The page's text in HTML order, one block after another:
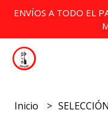
ENVÍOS A TODO EL
Inicio